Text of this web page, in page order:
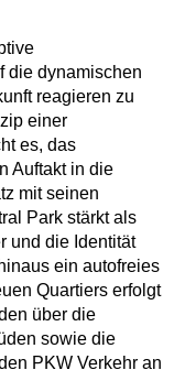
die dynamischen
reagieren zu
einer
es, das
Auftakt in die
mit seinen
Park stärkt als
und die Identität
ein autofreies
Quartiers erfolgt
über die
sowie die
PKW Verkehr an